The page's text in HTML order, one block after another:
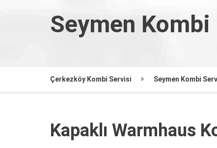
Seymen
Çerkezköy Kombi Servisi Seymen Kombi
Kapaklı Warmhaus